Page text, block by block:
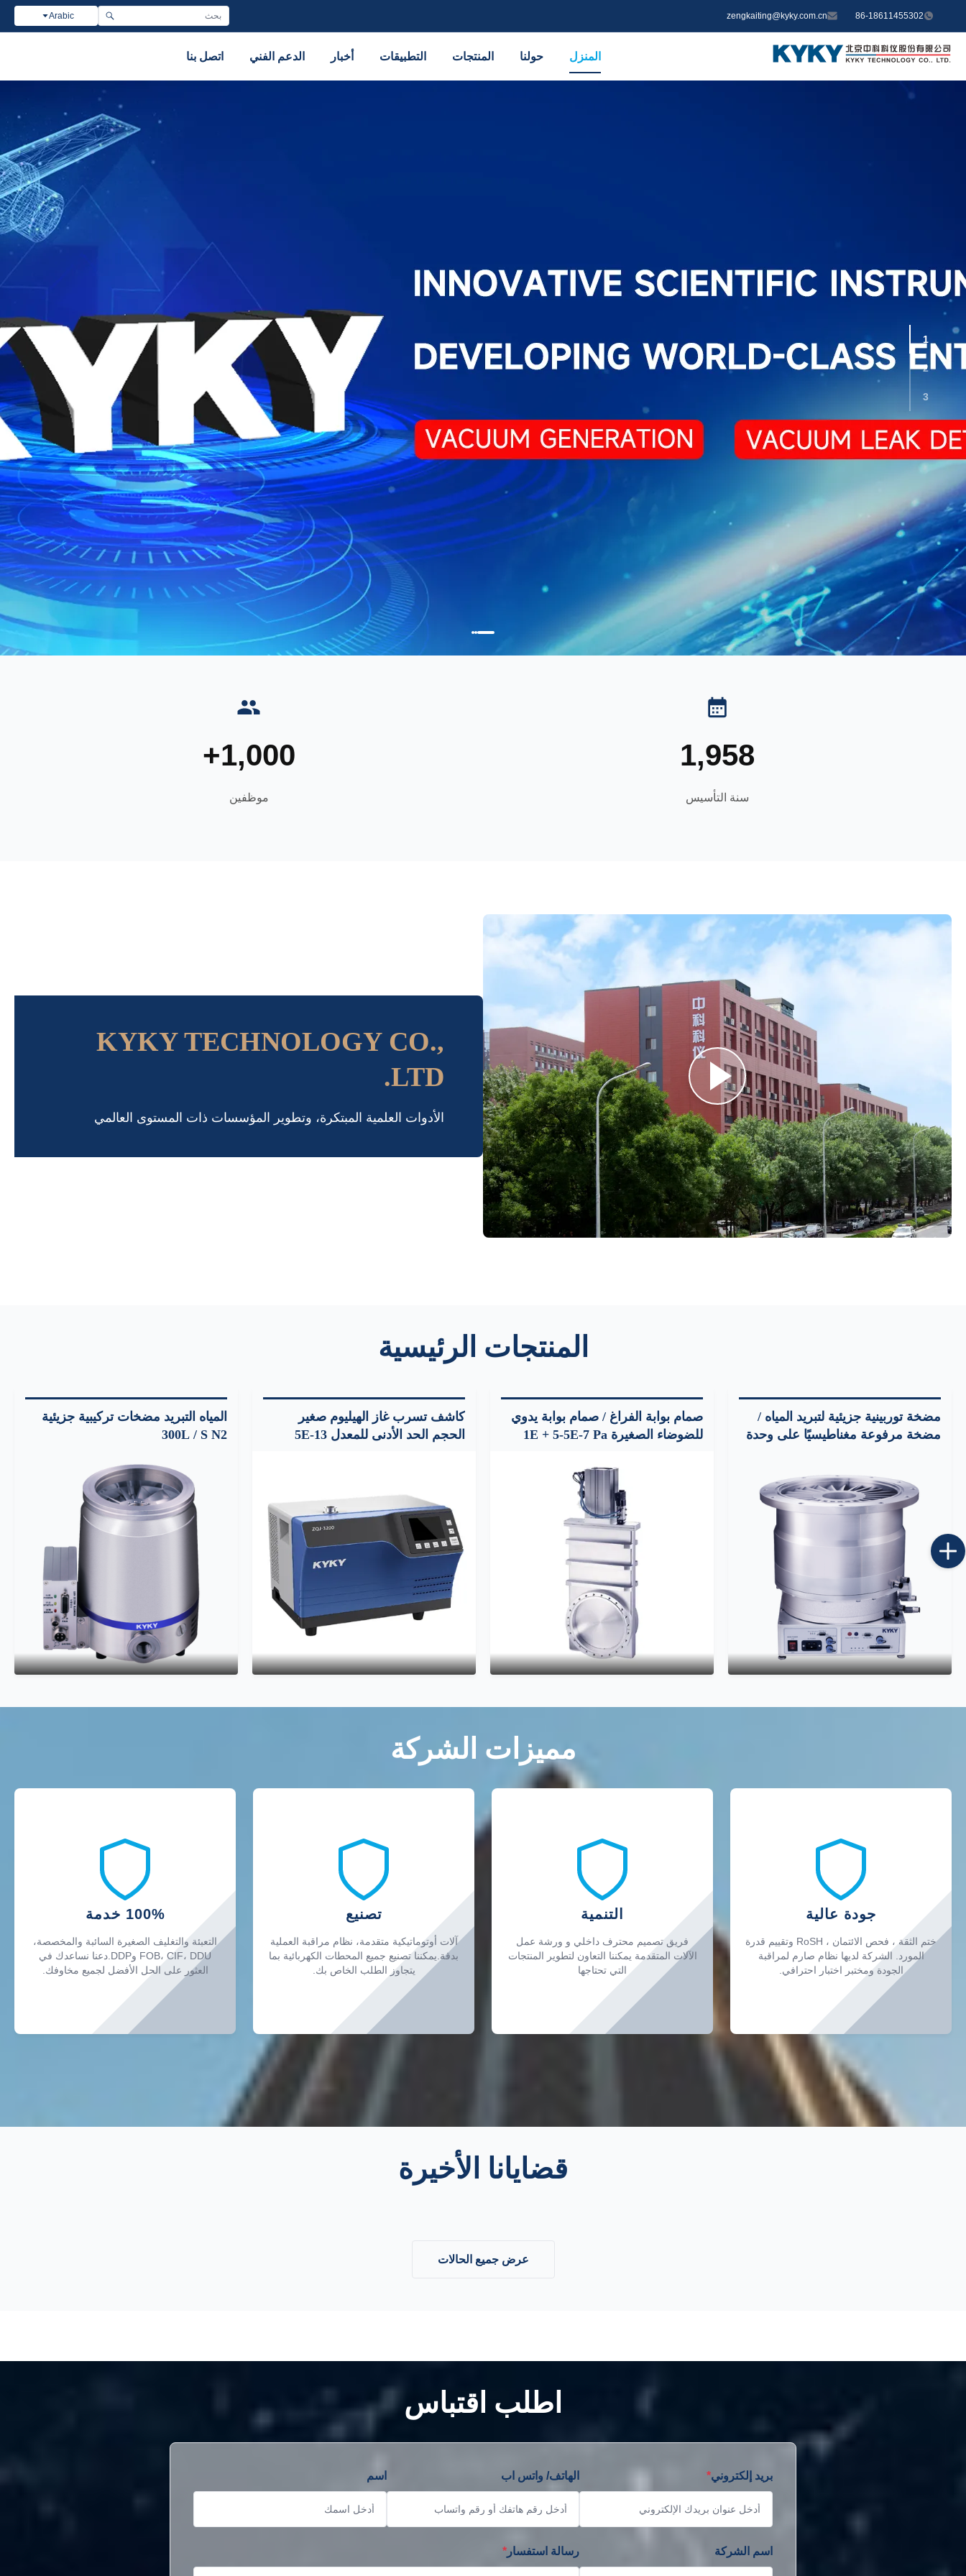
86-18611455302
zengkaiting@kyky.com.cn
Arabic
المنزل حولنا المنتجات التطبيقات أخبار الدعم الفني اتصل بنا
1
2
3
1,958
سنة التأسيس
1,000+
موظفين
KYKY TECHNOLOGY CO.,
LTD.
الأدوات العلمية المبتكرة، وتطوير المؤسسات ذات المستوى العالمي
المنتجات الرئيسية
مضخة توربينية جزيئية لتبريد المياه /
مضخة مرفوعة مغناطيسيًا على وحدة
صمام بوابة الفراغ / صمام بوابة يدوي
للضوضاء الصغيرة 1E + 5-5E-7 Pa
كاشف تسرب غاز الهيليوم صغير
الحجم الحد الأدنى للمعدل 5E-13
المياه التبريد مضخات تركيبية جزيئية
300L / S N2
مميزات الشركة
جودة عالية
ختم الثقة ، فحص الائتمان ، RoSH وتقييم قدرة
المورد. الشركة لديها نظام صارم لمراقبة
الجودة ومختبر اختبار احترافي.
التنمية
فريق تصميم محترف داخلي و ورشة عمل
الآلات المتقدمة يمكننا التعاون لتطوير المنتجات
التي تحتاجها
تصنيع
آلات أوتوماتيكية متقدمة، نظام مراقبة العملية
بدقة.يمكننا تصنيع جميع المحطات الكهربائية بما
يتجاوز الطلب الخاص بك.
100% خدمة
التعبئة والتغليف الصغيرة السائبة والمخصصة،
FOB، CIF، DDU وDDP.دعنا نساعدك في
العثور على الحل الأفضل لجميع مخاوفك.
قضايانا الأخيرة
عرض جميع الحالات
اطلب اقتباس
بريد إلكتروني* الهاتف/ واتس اب اسم
اسم الشركة رسالة استفسار *